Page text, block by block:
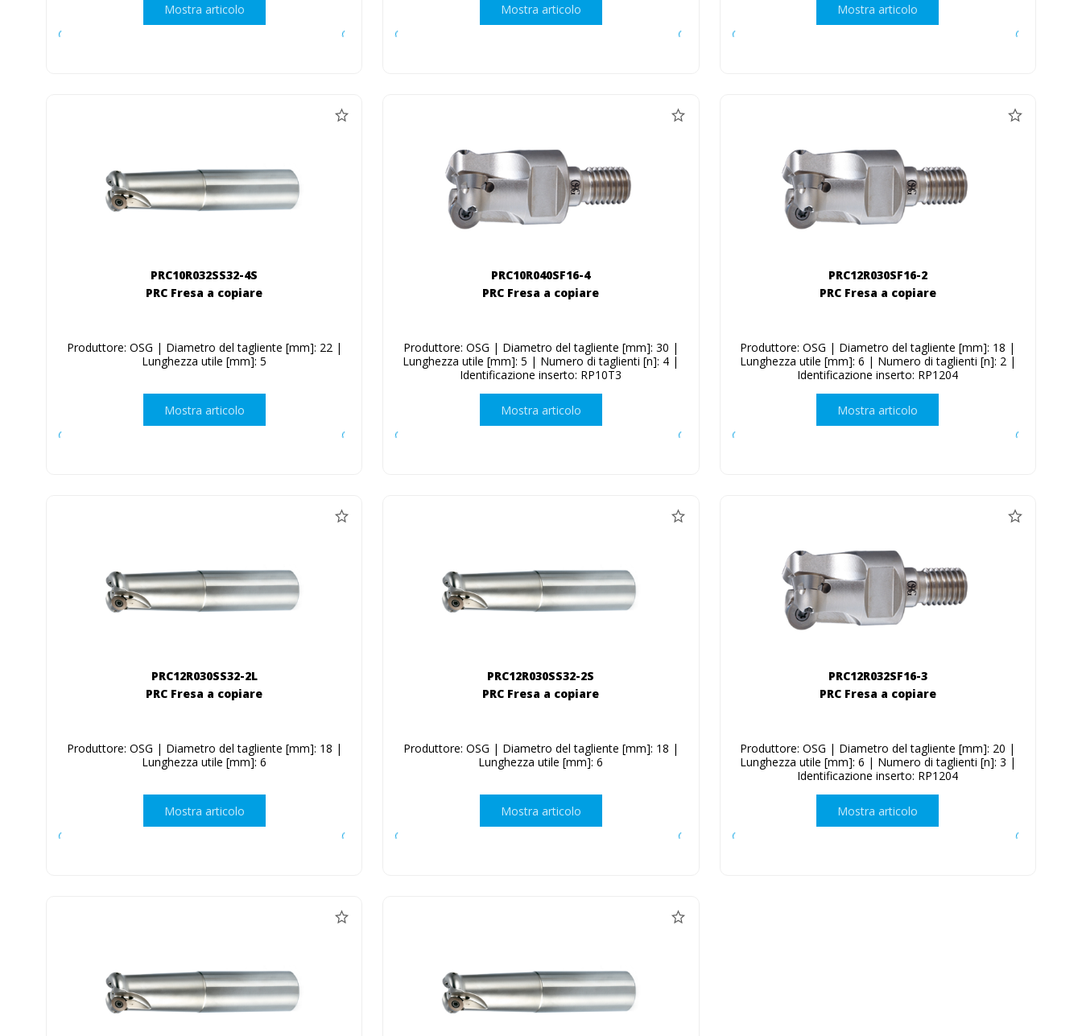
Mostra articolo Mostra articolo Mostra articolo
PRC10R032SS32-4S
PRC Fresa a copiare
Produttore: OSG | Diametro del tagliente [mm]: 22 |
Lunghezza utile [mm]: 5
Mostra articolo
PRC10R040SF16-4
PRC Fresa a copiare
Produttore: OSG | Diametro del tagliente [mm]: 30 |
Lunghezza utile [mm]: 5 | Numero di taglienti [n]: 4 |
Identificazione inserto: RP10T3
Mostra articolo
PRC12R030SF16-2
PRC Fresa a copiare
Produttore: OSG | Diametro del tagliente [mm]: 18 |
Lunghezza utile [mm]: 6 | Numero di taglienti [n]: 2 |
Identificazione inserto: RP1204
Mostra articolo
PRC12R030SS32-2L
PRC Fresa a copiare
Produttore: OSG | Diametro del tagliente [mm]: 18 |
Lunghezza utile [mm]: 6
Mostra articolo
PRC12R030SS32-2S
PRC Fresa a copiare
Produttore: OSG | Diametro del tagliente [mm]: 18 |
Lunghezza utile [mm]: 6
Mostra articolo
PRC12R032SF16-3
PRC Fresa a copiare
Produttore: OSG | Diametro del tagliente [mm]: 20 |
Lunghezza utile [mm]: 6 | Numero di taglienti [n]: 3 |
Identificazione inserto: RP1204
Mostra articolo